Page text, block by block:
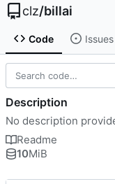
clz/billai
Code Issues
Description
No description
Readme
10MiB